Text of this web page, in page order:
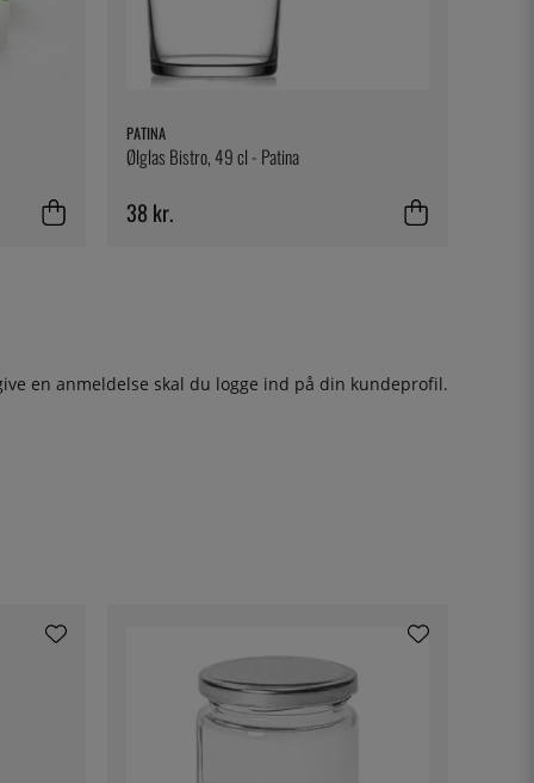
PATINA
Ølglas Bistro, 49 cl - Patina
38 kr.
en anmeldelse skal du logge ind på din kundeprofil.